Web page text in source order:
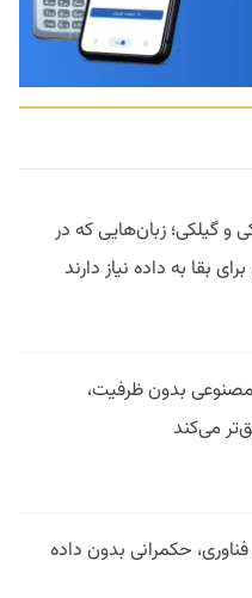
و گیلکی؛ زبان‌هایی که در
بقا به داده نیاز دارند
بدون ظرفیت،
می‌کند
حکمرانی بدون داده